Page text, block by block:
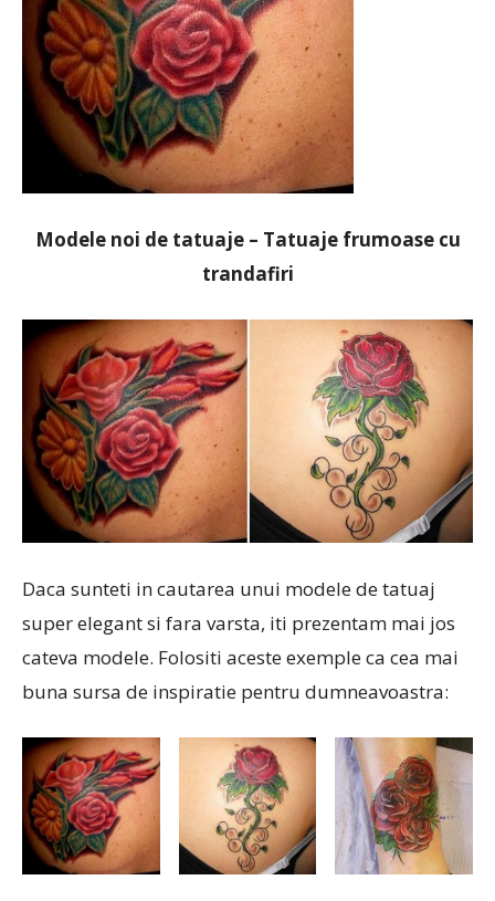
Modele noi de tatuaje – Tatuaje frumoase cu
trandafiri
Daca sunteti in cautarea unui modele de tatuaj
super elegant si fara varsta, iti prezentam mai jos
cateva modele. Folositi aceste exemple ca cea mai
buna sursa de inspiratie pentru dumneavoastra: